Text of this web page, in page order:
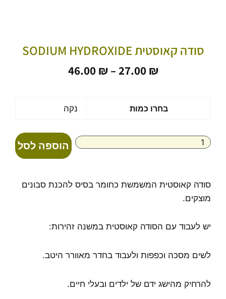
סודה קאוסטית SODIUM HYDROXIDE
27.00 ₪
–
46.00 ₪ טווח
עד
⁦46.00 ₪⁩ בחרו כמות נקה
קאוסטית
sodium
הוספה לסל
סודה קאוסטית המשמשת כחומר בסיס להכנת סבונים
מוצקים.
יש לעבוד עם הסודה קאוסטית במשנה זהירות:
לשים מסכה וכפפות ולעבוד בחדר מאוורר היטב.
להרחיק מהישג ידם של ילדים ובעלי חיים.